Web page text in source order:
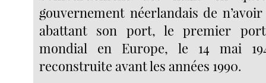
gouvernement néerlandais de
abattant son port, le premier
mondial en Europe, le 14 mai
reconstruite avant les années 1990.